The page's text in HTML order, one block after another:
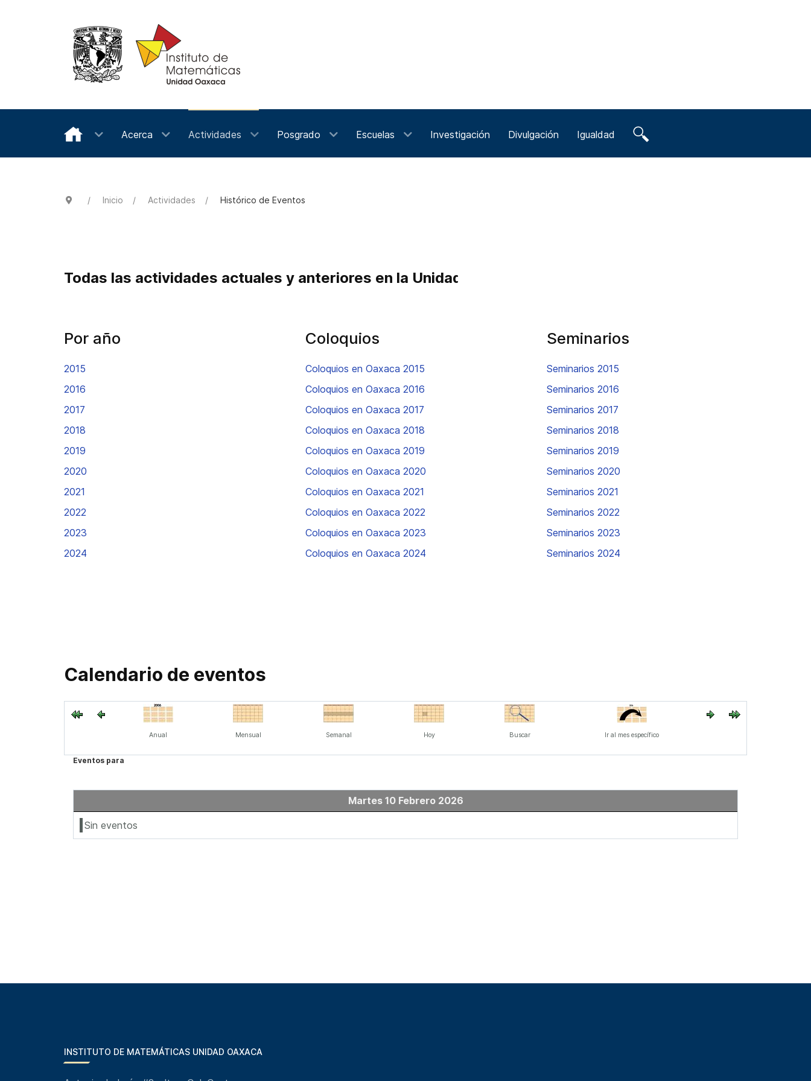
Acerca Actividades Posgrado Escuelas Investigación Divulgación Igualdad
Inicio Actividades Histórico de Eventos
Todas las actividades actuales y anteriores en la Unidad Oaxaca
Por año
2015
2016
2017
2018
2019
2020
2021
2022
2023
2024
Coloquios
Coloquios en Oaxaca 2015
Coloquios en Oaxaca 2016
Coloquios en Oaxaca 2017
Coloquios en Oaxaca 2018
Coloquios en Oaxaca 2019
Coloquios en Oaxaca 2020
Coloquios en Oaxaca 2021
Coloquios en Oaxaca 2022
Coloquios en Oaxaca 2023
Coloquios en Oaxaca 2024
Seminarios
Seminarios 2015
Seminarios 2016
Seminarios 2017
Seminarios 2018
Seminarios 2019
Seminarios 2020
Seminarios 2021
Seminarios 2022
Seminarios 2023
Seminarios 2024
Calendario de eventos
Anual Mensual Semanal Hoy Buscar Ir al mes específico
Eventos para
Martes 10 Febrero 2026
Sin eventos
INSTITUTO DE MATEMÁTICAS UNIDAD OAXACA